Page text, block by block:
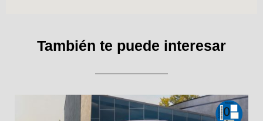
También te puede interesar